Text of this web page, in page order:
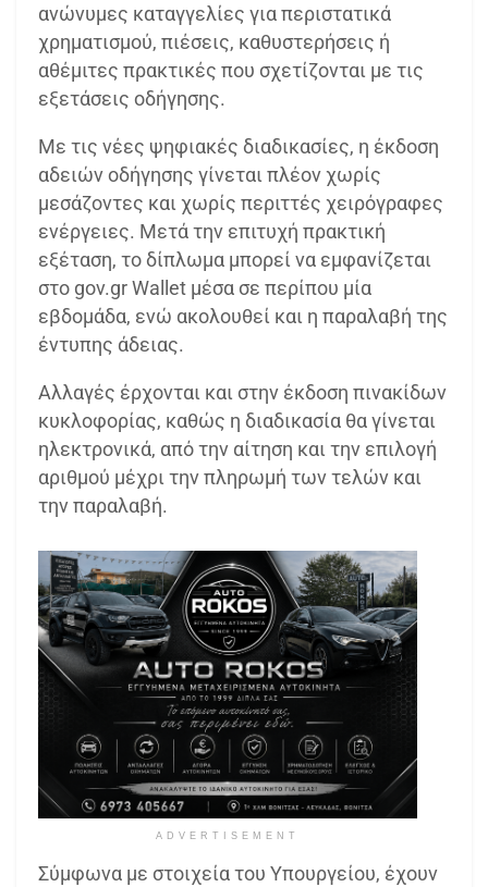
ανώνυμες καταγγελίες για περιστατικά
χρηματισμού, πιέσεις, καθυστερήσεις ή
αθέμιτες πρακτικές που σχετίζονται με τις
εξετάσεις οδήγησης.
Με τις νέες ψηφιακές διαδικασίες, η έκδοση
αδειών οδήγησης γίνεται πλέον χωρίς
μεσάζοντες και χωρίς περιττές χειρόγραφες
ενέργειες. Μετά την επιτυχή πρακτική
εξέταση, το δίπλωμα μπορεί να εμφανίζεται
στο gov.gr Wallet μέσα σε περίπου μία
εβδομάδα, ενώ ακολουθεί και η παραλαβή της
έντυπης άδειας.
Αλλαγές έρχονται και στην έκδοση πινακίδων
κυκλοφορίας, καθώς η διαδικασία θα γίνεται
ηλεκτρονικά, από την αίτηση και την επιλογή
αριθμού μέχρι την πληρωμή των τελών και
την παραλαβή.
ADVERTISEMENT
Σύμφωνα με στοιχεία του Υπουργείου, έχουν